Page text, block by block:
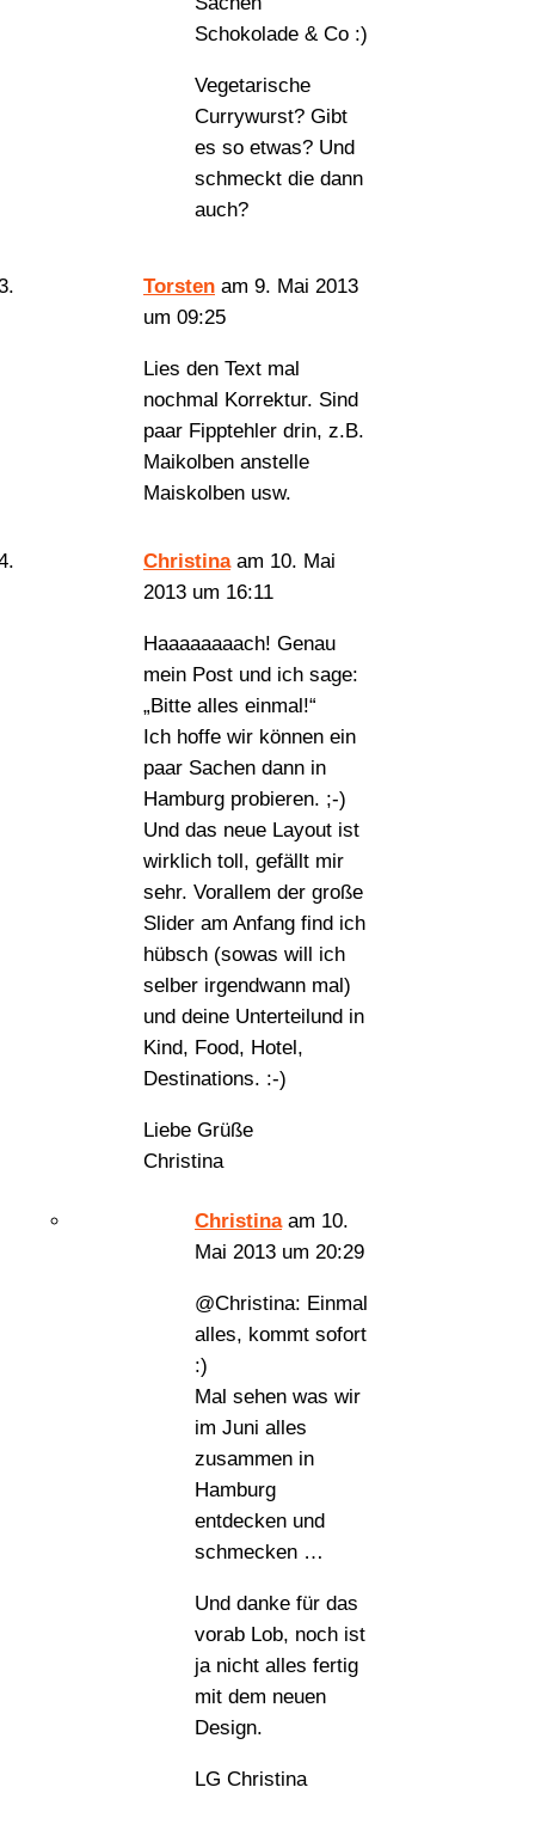
Schokolade & Co :)
Vegetarische
Currywurst? Gibt
es so etwas? Und
schmeckt die dann
auch?
Torsten am 9. Mai 2013
um 09:25
Lies den Text mal
nochmal Korrektur. Sind
paar Fipptehler drin, z.B.
Maikolben anstelle
Maiskolben usw.
Christina am 10. Mai
2013 um 16:11
Haaaaaaaach! Genau
mein Post und ich sage:
„Bitte alles einmal!“
Ich hoffe wir können ein
paar Sachen dann in
Hamburg probieren. ;-)
Und das neue Layout ist
wirklich toll, gefällt mir
sehr. Vorallem der große
Slider am Anfang find ich
hübsch (sowas will ich
selber irgendwann mal)
und deine Unterteilund in
Kind, Food, Hotel,
Destinations. :-)
Liebe Grüße
Christina
Christina am 10.
Mai 2013 um 20:29
@Christina: Einmal
alles, kommt sofort
:)
Mal sehen was wir
im Juni alles
zusammen in
Hamburg
entdecken und
schmecken …
Und danke für das
vorab Lob, noch ist
ja nicht alles fertig
mit dem neuen
Design.
LG Christina